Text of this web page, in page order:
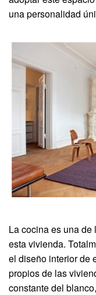
una personalidad
La cocina es una
esta vivienda.
el diseño interior de
propios de las
constante del